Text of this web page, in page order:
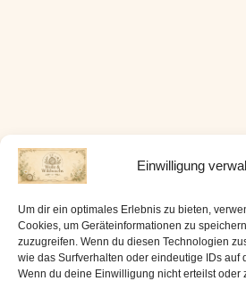
Einwilligung
Um dir ein optimales Erlebnis zu bieten,
Cookies, um Geräteinformationen zu
zuzugreifen. Wenn du diesen Technologien
wie das Surfverhalten oder eindeutige IDs auf
Wenn du deine Einwilligung nicht erteilst oder
Instagram
Facebook